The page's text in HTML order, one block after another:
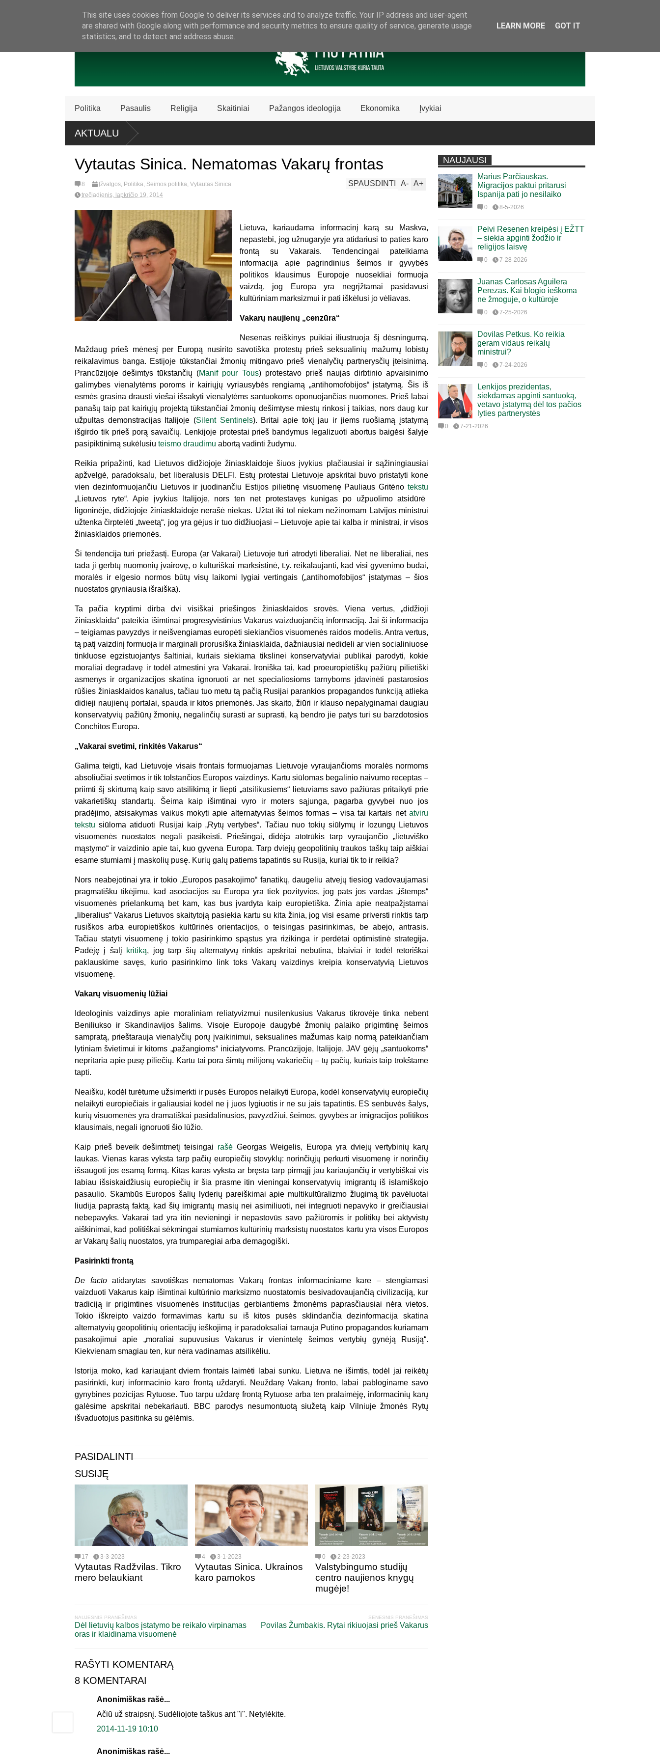
Politika Pasaulis Religija Skaitiniai Pažangos ideologija Ekonomika Įvykiai
AKTUALU
Vytautas Sinica. Nematomas Vakarų frontas
8 Įžvalgos Politika Šeimos politika Vytautas Sinica
trečiadienis, lapkričio 19, 2014
A+
A-
SPAUSDINTI
Lietuva, kariaudama informacinį karą su Maskva,
nepastebi, jog užnugaryje yra atidariusi to paties karo
frontą su Vakarais. Tendencingai pateikiama
informacija apie pagrindinius šeimos ir gyvybės
politikos klausimus Europoje nuosekliai formuoja
vaizdą, jog Europa yra negrįžtamai pasidavusi
kultūriniam marksizmui ir pati iškėlusi jo vėliavas.
Vakarų naujienų „cenzūra“
Nesenas reiškinys puikiai iliustruoja šį dėsningumą.
Maždaug prieš mėnesį per Europą nusirito savotiška protestų prieš seksualinių mažumų lobistų
reikalavimus banga. Estijoje tūkstančiai žmonių mitingavo prieš vienalyčių partnerysčių įteisinimą.
Prancūzijoje dešimtys tūkstančių (Manif pour Tous) protestavo prieš naujas dirbtinio apvaisinimo
galimybes vienalytėms poroms ir kairiųjų vyriausybės rengiamą „antihomofobijos“ įstatymą. Šis iš
esmės grasina drausti viešai išsakyti vienalytėms santuokoms oponuojančias nuomones. Prieš labai
panašų taip pat kairiųjų projektą tūkstančiai žmonių dešimtyse miestų rinkosi į taikias, nors daug kur
užpultas demonstracijas Italijoje (Silent Sentinels). Britai apie tokį jau ir jiems ruošiamą įstatymą
išgirdo tik prieš porą savaičių. Lenkijoje protestai prieš bandymus legalizuoti abortus baigėsi šalyje
pasipiktinimą sukėlusiu teismo draudimu abortą vadinti žudymu.
Reikia pripažinti, kad Lietuvos didžiojoje žiniasklaidoje šiuos įvykius plačiausiai ir sąžiningiausiai
apžvelgė, paradoksalu, bet liberalusis DELFI. Estų protestai Lietuvoje apskritai buvo pristatyti kone
vien dezinformuojančiu Lietuvos ir juodinančiu Estijos pilietinę visuomenę Pauliaus Gritėno tekstu
„Lietuvos ryte“. Apie įvykius Italijoje, nors ten net protestavęs kunigas po užpuolimo atsidūrė
ligoninėje, didžiojoje žiniasklaidoje nerašė niekas. Užtat iki tol niekam nežinomam Latvijos ministrui
užtenka čirptelėti „tweetą“, jog yra gėjus ir tuo didžiuojasi – Lietuvoje apie tai kalba ir ministrai, ir visos
žiniasklaidos priemonės.
Ši tendencija turi priežastį. Europa (ar Vakarai) Lietuvoje turi atrodyti liberaliai. Net ne liberaliai, nes
tada ji gerbtų nuomonių įvairovę, o kultūriškai marksistinė, t.y. reikalaujanti, kad visi gyvenimo būdai,
moralės ir elgesio normos būtų visų laikomi lygiai vertingais („antihomofobijos“ įstatymas – šios
nuostatos gryniausia išraiška).
Ta pačia kryptimi dirba dvi visiškai priešingos žiniasklaidos srovės. Viena vertus, „didžioji
žiniasklaida“ pateikia išimtinai progresyvistinius Vakarus vaizduojančią informaciją. Jai ši informacija
– teigiamas pavyzdys ir neišvengiamas europėti siekiančios visuomenės raidos modelis. Antra vertus,
tą patį vaizdinį formuoja ir marginali prorusiška žiniasklaida, dažniausiai nedideli ar vien socialiniuose
tinkluose egzistuojantys šaltiniai, kuriais siekiama tikslinei konservatyviai publikai parodyti, kokie
moraliai degradavę ir todėl atmestini yra Vakarai. Ironiška tai, kad proeuropietiškų pažiūrų pilietiški
asmenys ir organizacijos skatina ignoruoti ar net specialiosioms tarnyboms įdavinėti pastarosios
rūšies žiniasklaidos kanalus, tačiau tuo metu tą pačią Rusijai parankios propagandos funkciją atlieka
didieji naujienų portalai, spauda ir kitos priemonės. Jas skaito, žiūri ir klauso nepalyginamai daugiau
konservatyvių pažiūrų žmonių, negalinčių surasti ar suprasti, ką bendro jie patys turi su barzdotosios
Conchitos Europa.
„Vakarai svetimi, rinkitės Vakarus“
Galima teigti, kad Lietuvoje visais frontais formuojamas Lietuvoje vyraujančioms moralės normoms
absoliučiai svetimos ir tik tolstančios Europos vaizdinys. Kartu siūlomas begalinio naivumo receptas –
priimti šį skirtumą kaip savo atsilikimą ir liepti „atsilikusiems“ lietuviams savo pažiūras pritaikyti prie
vakarietiškų standartų. Šeima kaip išimtinai vyro ir moters sąjunga, pagarba gyvybei nuo jos
pradėjimo, atsisakymas vaikus mokyti apie alternatyvias šeimos formas – visa tai kartais net atviru
tekstu siūloma atiduoti Rusijai kaip „Rytų vertybes“. Tačiau nuo tokių siūlymų ir lozungų Lietuvos
visuomenės nuostatos negali pasikeisti. Priešingai, didėja atotrūkis tarp vyraujančio „lietuviško
mąstymo“ ir vaizdinio apie tai, kuo gyvena Europa. Tarp dviejų geopolitinių traukos taškų taip aiškiai
esame stumiami į maskolių pusę. Kurių galų patiems tapatintis su Rusija, kuriai tik to ir reikia?
Nors neabejotinai yra ir tokio „Europos pasakojimo“ fanatikų, daugeliu atvejų tiesiog vadovaujamasi
pragmatišku tikėjimu, kad asociacijos su Europa yra tiek pozityvios, jog pats jos vardas „ištemps“
visuomenės prielankumą bet kam, kas bus įvardyta kaip europietiška. Žinia apie neatpažįstamai
„liberalius“ Vakarus Lietuvos skaitytoją pasiekia kartu su kita žinia, jog visi esame priversti rinktis tarp
rusiškos arba europietiškos kultūrinės orientacijos, o teisingas pasirinkimas, be abejo, antrasis.
Tačiau statyti visuomenę į tokio pasirinkimo spąstus yra rizikinga ir perdėtai optimistinė strategija.
Padėję į šalį
kritiką, jog tarp šių alternatyvų rinktis apskritai nebūtina, blaiviai ir todėl retoriškai
paklauskime savęs, kurio pasirinkimo link toks Vakarų vaizdinys kreipia konservatyvią Lietuvos
visuomenę.
Vakarų visuomenių lūžiai
Ideologinis vaizdinys apie moraliniam reliatyvizmui nusilenkusius Vakarus tikrovėje tinka nebent
Beniliukso ir Skandinavijos šalims. Visoje Europoje daugybė žmonių palaiko prigimtinę šeimos
sampratą, prieštarauja vienalyčių porų įvaikinimui, seksualines mažumas kaip normą pateikiančiam
lytiniam švietimui ir kitoms „pažangioms“ iniciatyvoms. Prancūzijoje, Italijoje, JAV gėjų „santuokoms“
nepritaria apie pusę piliečių. Kartu tai pora šimtų milijonų vakariečių – tų pačių, kuriais taip trokštame
tapti.
Neaišku, kodėl turėtume užsimerkti ir pusės Europos nelaikyti Europa, kodėl konservatyvių europiečių
nelaikyti europiečiais ir galiausiai kodėl ne į juos lygiuotis ir ne su jais tapatintis. ES senbuvės šalys,
kurių visuomenės yra dramatiškai pasidalinusios, pavyzdžiui, šeimos, gyvybės ar imigracijos politikos
klausimais, negali ignoruoti šio lūžio.
Kaip prieš beveik dešimtmetį teisingai rašėGeorgas Weigelis, Europa yra dviejų vertybinių karų
laukas. Vienas karas vyksta tarp pačių europiečių stovyklų: norinčiųjų perkurti visuomenę ir norinčių
išsaugoti jos esamą formą. Kitas karas vyksta ar bręsta tarp pirmąjį jau kariaujančių ir vertybiškai vis
labiau išsiskaidžiusių europiečių ir šia prasme itin vieningai konservatyvių imigrantų iš islamiškojo
pasaulio. Skambūs Europos šalių lyderių pareiškimai apie multikultūralizmo žlugimą tik pavėluotai
liudija paprastą faktą, kad šių imigrantų masių nei asimiliuoti, nei integruoti nepavyko ir greičiausiai
nebepavyks. Vakarai tad yra itin nevieningi ir nepastovūs savo pažiūromis ir politikų bei aktyvistų
aiškinimai, kad politiškai sėkmingai stumiamos kultūrinių marksistų nuostatos kartu yra visos Europos
ar Vakarų šalių nuostatos, yra trumparegiai arba demagogiški.
Pasirinkti frontą
De facto atidarytas savotiškas nematomas Vakarų frontas informaciniame kare – stengiamasi
vaizduoti Vakarus kaip išimtinai kultūrinio marksizmo nuostatomis besivadovaujančią civilizaciją, kur
tradiciją ir prigimtines visuomenės institucijas gerbiantiems žmonėms paprasčiausiai nėra vietos.
Tokio iškreipto vaizdo formavimas kartu su iš kitos pusės sklindančia dezinformacija skatina
alternatyvių geopolitinių orientacijų ieškojimą ir paradoksaliai tarnauja Putino propagandos kuriamam
pasakojimui apie „moraliai supuvusius Vakarus ir vienintelę šeimos vertybių gynėją Rusiją“.
Kiekvienam smagiau ten, kur nėra vadinamas atsilikėliu.
Istorija moko, kad kariaujant dviem frontais laimėti labai sunku. Lietuva ne išimtis, todėl jai reikėtų
pasirinkti, kurį informacinio karo frontą uždaryti. Neuždarę Vakarų fronto, labai pabloginame savo
gynybines pozicijas Rytuose. Tuo tarpu uždarę frontą Rytuose arba ten pralaimėję, informacinių karų
galėsime apskritai nebekariauti. BBC parodys nesumontuotą siužetą kaip Vilniuje žmonės Rytų
išvaduotojus pasitinka su gėlėmis.
PASIDALINTI
SUSIJĘ
17 3-3-2023
Vytautas Radžvilas. Tikro
mero belaukiant
4 3-1-2023
Vytautas Sinica. Ukrainos
karo pamokos
0 2-23-2023
Valstybingumo studijų
centro naujienos knygų
mugėje!
NAUJESNIS PRANEŠIMAS
Dėl lietuvių kalbos įstatymo be reikalo virpinamas
oras ir klaidinama visuomenė
SENESNIS PRANEŠIMAS
Povilas Žumbakis. Rytai rikiuojasi prieš Vakarus
RAŠYTI KOMENTARĄ
8 KOMENTARAI
Anonimiškas rašė...
Ačiū už straipsnį. Sudėliojote taškus ant "i". Netylėkite.
2014-11-19 10:10
Anonimiškas rašė...
NAUJAUSI
Marius Parčiauskas.
Migracijos paktui pritarusi
Ispanija pati jo nesilaiko
0 8-5-2026
Peivi Resenen kreipėsi į EŽTT
– siekia apginti žodžio ir
religijos laisvę
0 7-28-2026
Juanas Carlosas Aguilera
Perezas. Kai blogio ieškoma
ne žmoguje, o kultūroje
0 7-25-2026
Dovilas Petkus. Ko reikia
geram vidaus reikalų
ministrui?
0 7-24-2026
Lenkijos prezidentas,
siekdamas apginti santuoką,
vetavo įstatymą dėl tos pačios
lyties partnerystės
0 7-21-2026
This site uses cookies from Google to deliver its services and to analyze traffic. Your IP address and user-agent
are shared with Google along with performance and security metrics to ensure quality of service, generate usage
statistics, and to detect and address abuse.
LEARN MORE GOT IT